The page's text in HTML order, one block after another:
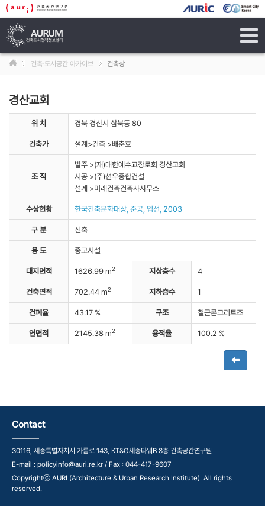
건축·도시공간 아카이브 건축상
경산교회
위 치 경북 경산시 삼북동 80
건축가 설계>건축 >배춘호
조 직
발주 >(재)대한예수교장로회 경산교회
시공 >(주)선우종합건설
설계 >미래건축건축사사무소
수상현황 한국건축문화대상, 준공, 입선, 2003
구 분 신축
용 도 종교시설
대지면적 1626.99 m2 지상층수 4
건축면적 702.44 m2 지하층수 1
건폐율 43.17 % 구조 철근콘크리트조
연면적 2145.38 m2 용적율 100.2 %
Contact
30116, 세종특별자치시 가름로 143, KT&G세종타워B 8층 건축공간연구원
E-mail : policyinfo@auri.re.kr / Fax : 044-417-9607
Copyrightⓒ AURI (Architecture & Urban Research Institute). All rights
reserved.